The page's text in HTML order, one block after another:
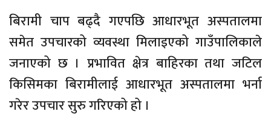
बिरामी चाप बढ्दै गएपछि आधारभूत अस्पतालमा
समेत उपचारको व्यवस्था मिलाइएको गाउँपालिकाले
जनाएको छ । प्रभावित क्षेत्र बाहिरका तथा जटिल
किसिमका बिरामीलाई आधारभूत अस्पतालमा भर्ना
गरेर उपचार सुरु गरिएको हो ।